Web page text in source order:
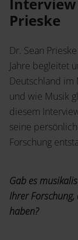
News
Mein
Presse
Shop
Inlibra
Prieske
Dr. Sean
Jahre begleitet
Deutschland
und wie Musik
diesem
seine
Forschung
Gab es
Ihrer
haben?